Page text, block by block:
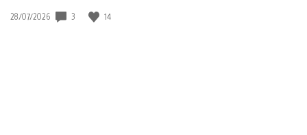
Date
28/07/2026 3 14